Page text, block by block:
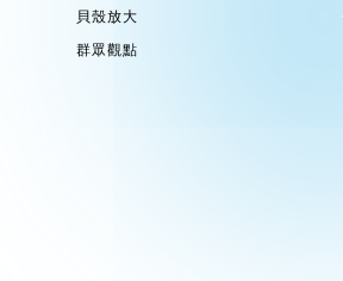
，通過有意義的設計，創造出實用功能
新模式，制訂改變時尚/設計產業的原
貝殼放大
群眾觀點